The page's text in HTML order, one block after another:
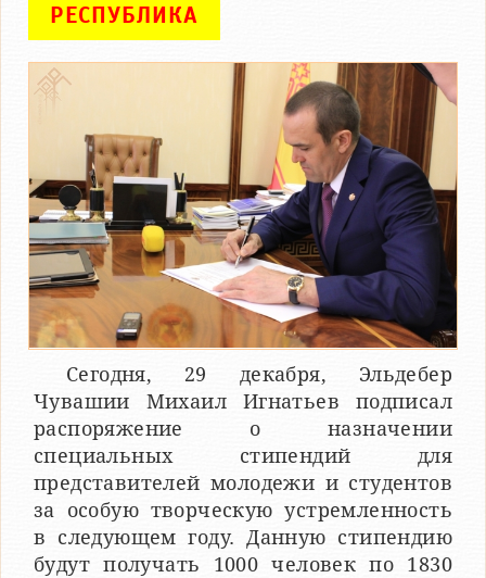
РЕСПУБЛИКА
Сегодня, 29 декабря, Эльдебер
Чувашии Михаил Игнатьев подписал
распоряжение о назначении
специальных стипендий для
представителей молодежи и студентов
за особую творческую устремленность
в следующем году. Данную стипендию
будут получать 1000 человек по 1830